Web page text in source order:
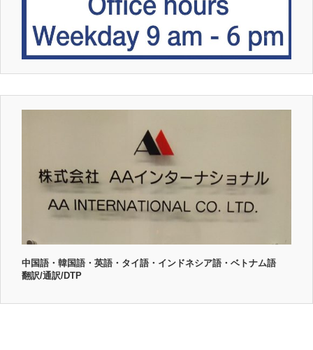
中国語・韓国語・英語・タイ語・インドネシア語・ベトナム語
翻訳/通訳/DTP